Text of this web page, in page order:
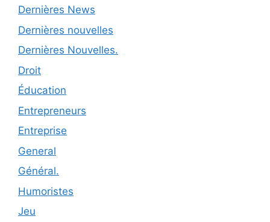
Dernières News
Dernières nouvelles
Dernières Nouvelles.
Droit
Éducation
Entrepreneurs
Entreprise
General
Général.
Humoristes
Jeu